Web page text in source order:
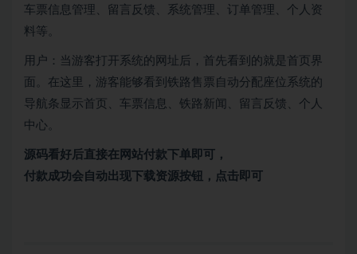
车票信息管理、留言反馈、系统管理、订单管理、个人资
料等。
用户：当游客打开系统的网址后，首先看到的就是首页界
面。在这里，游客能够看到铁路售票自动分配座位系统的
导航条显示首页、车票信息、铁路新闻、留言反馈、个人
中心。
源码看好后直接在网站付款下单即可，
付款成功会自动出现下载资源按钮，点击即可